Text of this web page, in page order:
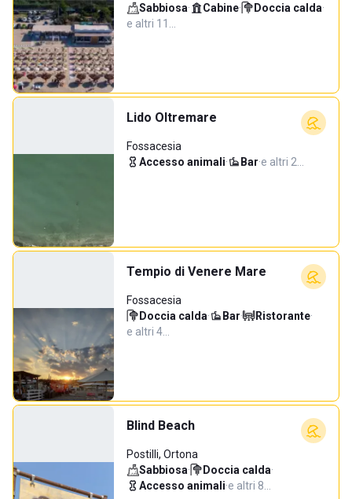
Sabbiosa· Cabine· Doccia calda·
e altri 11…
Lido Oltremare
Fossacesia
Accesso animali· Bar·e altri 2…
Tempio di Venere Mare
Fossacesia
Doccia calda· Bar· Ristorante·
e altri 4…
Blind Beach
Postilli, Ortona
Sabbiosa· Doccia calda·
Accesso animali·e altri 8…